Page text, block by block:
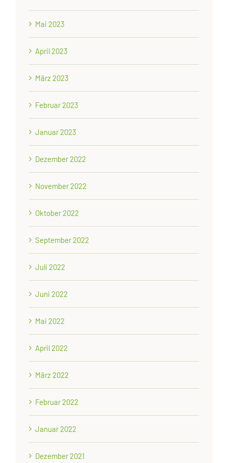
Mai 2023
April 2023
März 2023
Februar 2023
Januar 2023
Dezember 2022
November 2022
Oktober 2022
September 2022
Juli 2022
Juni 2022
Mai 2022
April 2022
März 2022
Februar 2022
Januar 2022
Dezember 2021